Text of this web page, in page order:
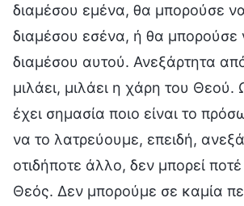
διαμέσου εμένα, θα μπορούσε να
διαμέσου εσένα, ή θα μπορούσε
διαμέσου αυτού. Ανεξάρτητα
μιλάει, μιλάει η χάρη του Θεού.
έχει σημασία ποιο είναι το
να το λατρεύουμε, επειδή,
οτιδήποτε άλλο, δεν μπορεί ποτέ
Θεός. Δεν μπορούμε σε καμία